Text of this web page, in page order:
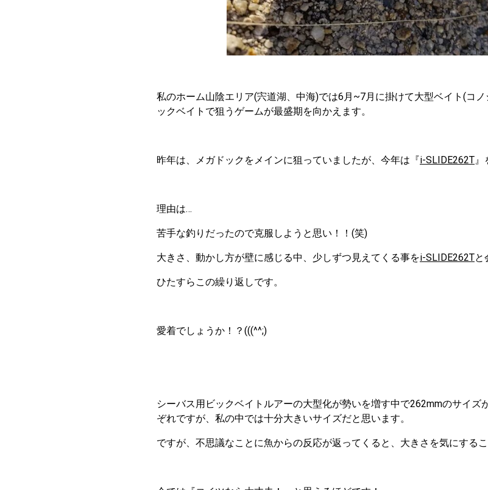
私のホーム山陰エリア(宍道湖、中海)では6月~7月に掛けて大型ベイト(コ
ックベイトで狙うゲームが最盛期を向かえます。
昨年は、メガドックをメインに狙っていましたが、今年は『i-SLIDE262T』
理由は…
苦手な釣りだったので克服しようと思い！！(笑)
大きさ、動かし方が壁に感じる中、少しずつ見えてくる事をi-SLIDE262Tと
ひたすらこの繰り返しです。
愛着でしょうか！？(((^^;)
シーバス用ビックベイトルアーの大型化が勢いを増す中で262mmのサイズ
ぞれですが、私の中では十分大きいサイズだと思います。
ですが、不思議なことに魚からの反応が返ってくると、大きさを気にするこ